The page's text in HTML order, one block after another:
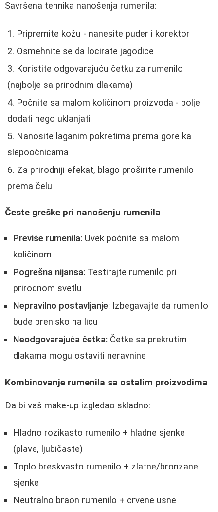
Savršena tehnika nanošenja rumenila:
Pripremite kožu - nanesite puder i korektor
Osmehnite se da locirate jagodice
Koristite odgovarajuću četku za rumenilo
(najbolje sa prirodnim dlakama)
Počnite sa malom količinom proizvoda - bolje
dodati nego uklanjati
Nanosite laganim pokretima prema gore ka
slepoočnicama
Za prirodniji efekat, blago proširite rumenilo
prema čelu
Česte greške pri nanošenju rumenila
Previše rumenila: Uvek počnite sa malom
količinom
Pogrešna nijansa: Testirajte rumenilo pri
prirodnom svetlu
Nepravilno postavljanje: Izbegavajte da rumenilo
bude prenisko na licu
Neodgovarajuća četka: Četke sa prekrutim
dlakama mogu ostaviti neravnine
Kombinovanje rumenila sa ostalim proizvodima
Da bi vaš make-up izgledao skladno:
Hladno rozikasto rumenilo + hladne sjenke
(plave, ljubičaste)
Toplo breskvasto rumenilo + zlatne/bronzane
sjenke
Neutralno braon rumenilo + crvene usne